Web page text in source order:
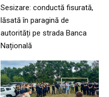
Sesizare: conductă fisurată,
lăsată în paragină de
autorități pe strada Banca
Națională